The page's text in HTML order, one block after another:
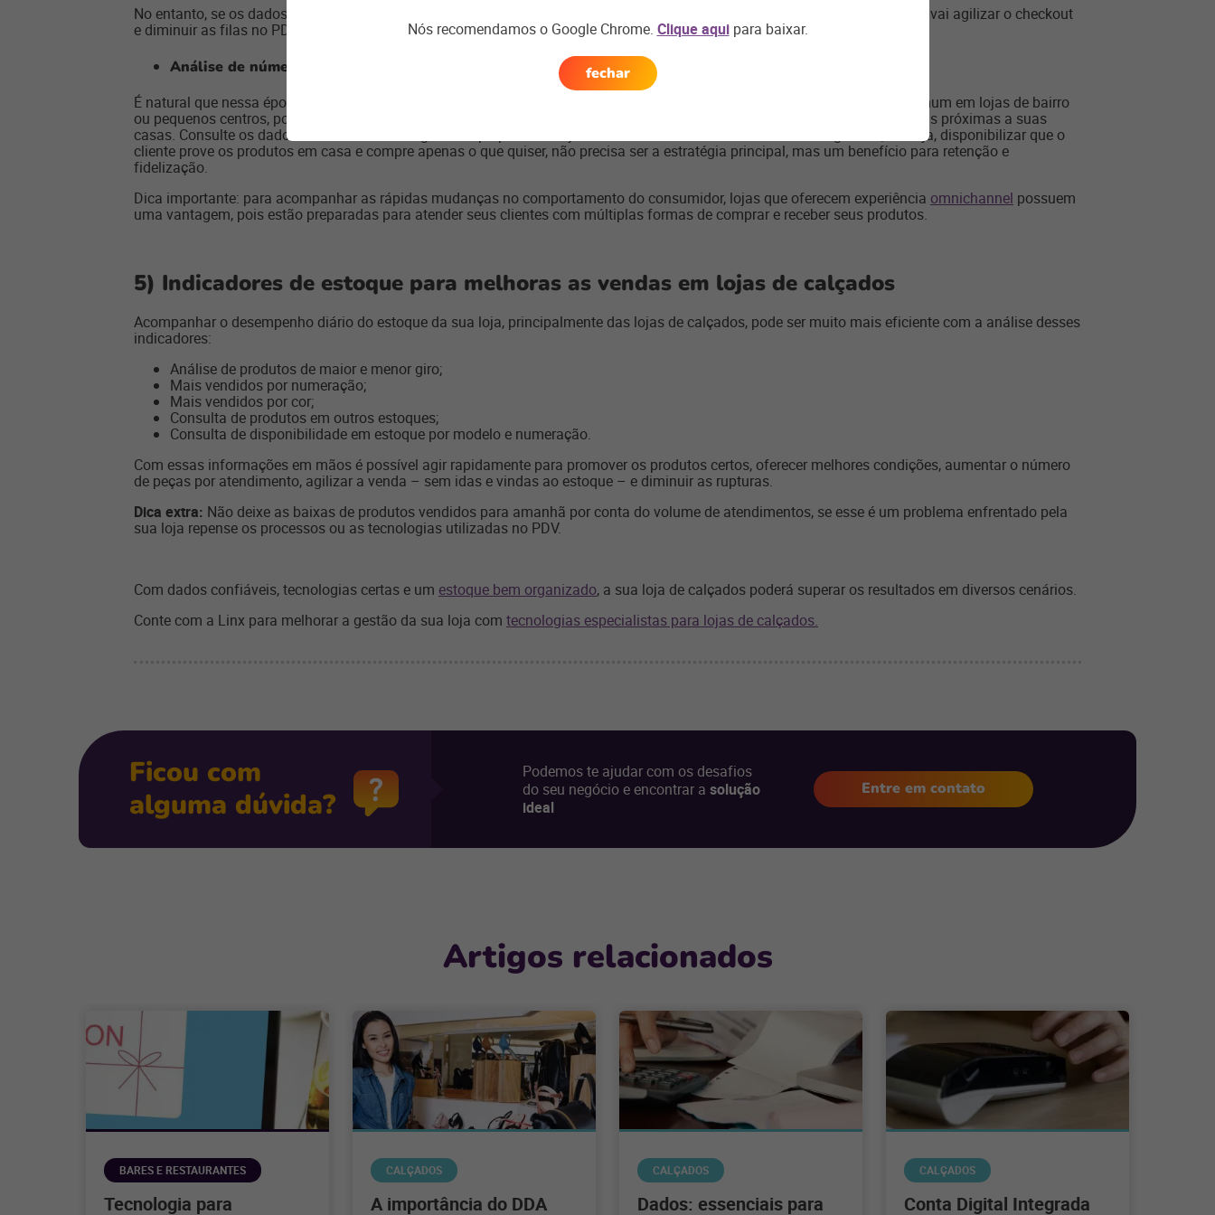
No entanto, se os dados revelam uma preferência por pagamentos em cartão, contar com meios de pagamentos
vai agilizar o checkout
e diminuir as filas no PDV.
Análise de número de vendas condicionais ou consignadas
É natural que nessa época do ano, retirar produtos que ainda não foram vendidos pareça inviável. Essa alternativa, mais comum em lojas de bairro
ou pequenos centros, pode ganhar força em 2020. Algumas pessoas podem optar por fazer suas compras de casa ou de lojas próximas a suas
casas. Consulte os dados do seu sistema de gestão e prepare sua loja. Oferecer vendas condicionais ou consignadas, ou seja, disponibilizar que o
cliente prove os produtos em casa e compre apenas o que quiser, não precisa ser a estratégia principal, mas um benefício para retenção e
fidelização.
Dica importante: para acompanhar as rápidas mudanças no comportamento do consumidor, lojas que oferecem experiência omnichannel possuem
uma vantagem, pois estão preparadas para atender seus clientes com múltiplas formas de comprar e receber seus produtos.
5) Indicadores de estoque para melhoras as vendas em lojas de calçados
Acompanhar o desempenho diário do estoque da sua loja, principalmente das lojas de calçados, pode ser muito mais eficiente com a análise desses
indicadores:
Análise de produtos de maior e menor giro;
Mais vendidos por numeração;
Mais vendidos por cor;
Consulta de produtos em outros estoques;
Consulta de disponibilidade em estoque por modelo e numeração.
Com essas informações em mãos é possível agir rapidamente para promover os produtos certos, oferecer melhores condições, aumentar o número
de peças por atendimento, agilizar a venda – sem idas e vindas ao estoque – e diminuir as rupturas.
Dica extra: Não deixe as baixas de produtos vendidos para amanhã por conta do volume de atendimentos, se esse é um problema enfrentado pela
sua loja repense os processos ou as tecnologias utilizadas no PDV.
Com dados confiáveis, tecnologias certas e um estoque bem organizado, a sua loja de calçados poderá superar os resultados em diversos cenários.
Conte com a Linx para melhorar a gestão da sua loja com tecnologias especialistas para lojas de calçados.
Ficou com
alguma dúvida?
Podemos te ajudar com os desafios
do seu negócio e encontrar a solução
ideal
Entre em contato
Artigos relacionados
BARES E RESTAURANTES
Tecnologia para
CALÇADOS
A importância do DDA
CALÇADOS
Dados: essenciais para
CALÇADOS
Conta Digital Integrada
Nós recomendamos o Google Chrome. Clique aquipara baixar.
fechar